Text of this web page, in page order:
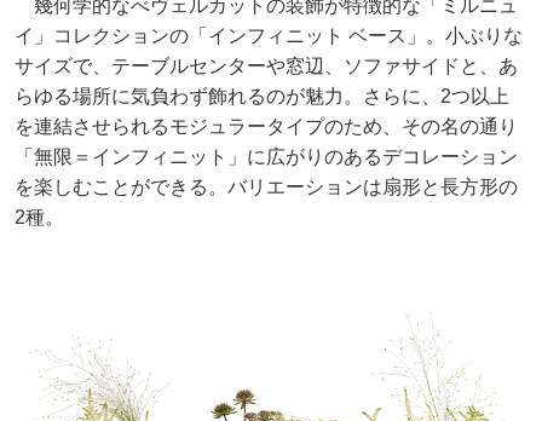
幾何学的なべヴェルカットの装飾が特徴的な「ミルニュ
イ」コレクションの「インフィニット ベース」。小ぶりな
サイズで、テーブルセンターや窓辺、ソファサイドと、あ
らゆる場所に気負わず飾れるのが魅力。さらに、2つ以上
を連結させられるモジュラータイプのため、その名の通り
「無限＝インフィニット」に広がりのあるデコレーション
を楽しむことができる。バリエーションは扇形と長方形の
2種。